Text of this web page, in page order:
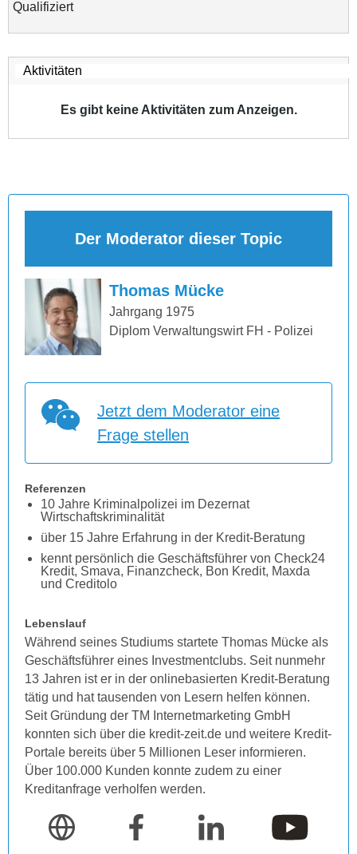
Qualifiziert
Es gibt keine Aktivitäten zum Anzeigen.
Der Moderator dieser Topic
Thomas Mücke
Jahrgang 1975
Diplom Verwaltungswirt FH - Polizei
Jetzt dem Moderator eine
Frage stellen
Referenzen
10 Jahre Kriminalpolizei im Dezernat
Wirtschaftskriminalität
über 15 Jahre Erfahrung in der Kredit-Beratung
kennt persönlich die Geschäftsführer von Check24
Kredit, Smava, Finanzcheck, Bon Kredit, Maxda
und Creditolo
Lebenslauf
Während seines Studiums startete Thomas Mücke als
Geschäftsführer eines Investmentclubs. Seit nunmehr
13 Jahren ist er in der onlinebasierten Kredit-Beratung
tätig und hat tausenden von Lesern helfen können.
Seit Gründung der TM Internetmarketing GmbH
konnten sich über die kredit-zeit.de und weitere Kredit-
Portale bereits über 5 Millionen Leser informieren.
Über 100.000 Kunden konnte zudem zu einer
Kreditanfrage verholfen werden.